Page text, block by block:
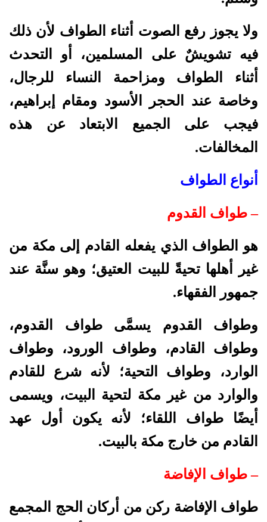
ولا يجوز رفع الصوت أثناء الطواف لأن ذلك
فيه تشويشٌ على المسلمين، أو التحدث
أثناء الطواف ومزاحمة النساء للرجال،
وخاصة عند الحجر الأسود ومقام إبراهيم،
فيجب على الجميع الابتعاد عن هذه
المخالفات.
أنواع الطواف
– طواف القدوم
هو الطواف الذي يفعله القادم إلى مكة من
غير أهلها تحيةً للبيت العتيق؛ وهو سنَّة عند
جمهور الفقهاء.
وطواف القدوم يسمَّى طواف القدوم،
وطواف القادم، وطواف الورود، وطواف
الوارد، وطواف التحية؛ لأنه شرع للقادم
والوارد من غير مكة لتحية البيت، ويسمى
أيضًا طواف اللقاء؛ لأنه يكون أول عهد
القادم من خارج مكة بالبيت.
– طواف الإفاضة
طواف الإفاضة ركن من أركان الحج المجمع